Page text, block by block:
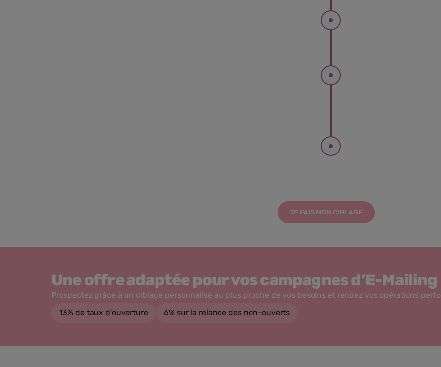
JE FAIS MON CIBLAGE
Une offre adaptée pour vos campagnes d’E-Mailing
Prospectez grâce à un ciblage personnalisé au plus proche de vos besoins et rendez vos opérations
13% de taux d'ouverture
6% sur la relance des non-ouverts